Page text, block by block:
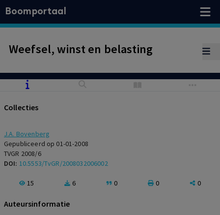
Boomportaal
Weefsel, winst en belasting
Collecties
J.A. Bovenberg
Gepubliceerd op 01-01-2008
TVGR 2008/6
DOI: 10.5553/TvGR/2008032006002
15 6 0 0 0
Auteursinformatie